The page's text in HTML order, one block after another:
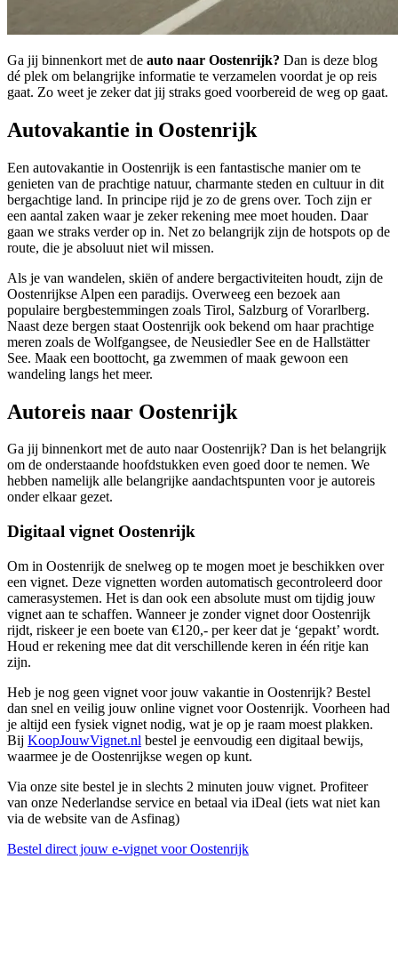
Ga jij binnenkort met de auto naar Oostenrijk? Dan is deze blog
dé plek om belangrijke informatie te verzamelen voordat je op reis
gaat. Zo weet je zeker dat jij straks goed voorbereid de weg op gaat.
Autovakantie in Oostenrijk
Een autovakantie in Oostenrijk is een fantastische manier om te
genieten van de prachtige natuur, charmante steden en cultuur in dit
bergachtige land. In principe rijd je zo de grens over. Toch zijn er
een aantal zaken waar je zeker rekening mee moet houden. Daar
gaan we straks verder op in. Net zo belangrijk zijn de hotspots op de
route, die je absoluut niet wil missen.
Als je van wandelen, skiën of andere bergactiviteiten houdt, zijn de
Oostenrijkse Alpen een paradijs. Overweeg een bezoek aan
populaire bergbestemmingen zoals Tirol, Salzburg of Vorarlberg.
Naast deze bergen staat Oostenrijk ook bekend om haar prachtige
meren zoals de Wolfgangsee, de Neusiedler See en de Hallstätter
See. Maak een boottocht, ga zwemmen of maak gewoon een
wandeling langs het meer.
Autoreis naar Oostenrijk
Ga jij binnenkort met de auto naar Oostenrijk? Dan is het belangrijk
om de onderstaande hoofdstukken even goed door te nemen. We
hebben namelijk alle belangrijke aandachtspunten voor je autoreis
onder elkaar gezet.
Digitaal vignet Oostenrijk
Om in Oostenrijk de snelweg op te mogen moet je beschikken over
een vignet. Deze vignetten worden automatisch gecontroleerd door
camerasystemen. Het is dan ook een absolute must om tijdig jouw
vignet aan te schaffen. Wanneer je zonder vignet door Oostenrijk
rijdt, riskeer je een boete van €120,- per keer dat je ‘gepakt’ wordt.
Houd er rekening mee dat dit verschillende keren in één ritje kan
zijn.
Heb je nog geen vignet voor jouw vakantie in Oostenrijk? Bestel
dan snel en veilig jouw online vignet voor Oostenrijk. Voorheen had
je altijd een fysiek vignet nodig, wat je op je raam moest plakken.
Bij KoopJouwVignet.nl bestel je eenvoudig een digitaal bewijs,
waarmee je de Oostenrijkse wegen op kunt.
Via onze site bestel je in slechts 2 minuten jouw vignet. Profiteer
van onze Nederlandse service en betaal via iDeal (iets wat niet kan
via de website van de Asfinag)
Bestel direct jouw e-vignet voor Oostenrijk